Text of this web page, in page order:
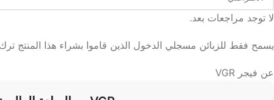
لا توجد مراجعات بعد.
يسمح فقط للزبائن مسجلي الدخول الذين قاموا بشراء هذا المنتج
عن فيجر VGR